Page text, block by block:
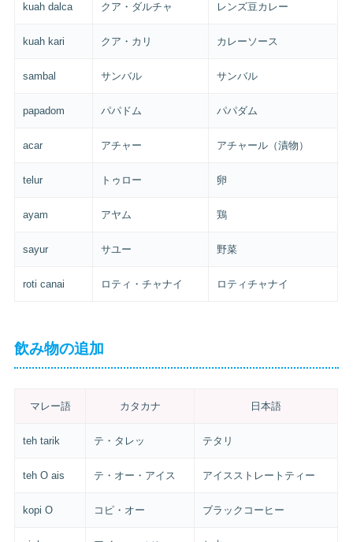
kuah dalca クア・ダルチャ レンズ豆カレー
kuah kari クア・カリ カレーソース
sambal サンバル サンバル
papadom パパドム パパダム
acar アチャー アチャール（漬物）
telur トゥロー 卵
ayam アヤム 鶏
sayur サユー 野菜
roti canai ロティ・チャナイ ロティチャナイ
飲み物の追加
マレー語 カタカナ 日本語
teh tarik テ・タレッ テタリ
teh O ais テ・オー・アイス アイスストレートティー
kopi O コピ・オー ブラックコーヒー